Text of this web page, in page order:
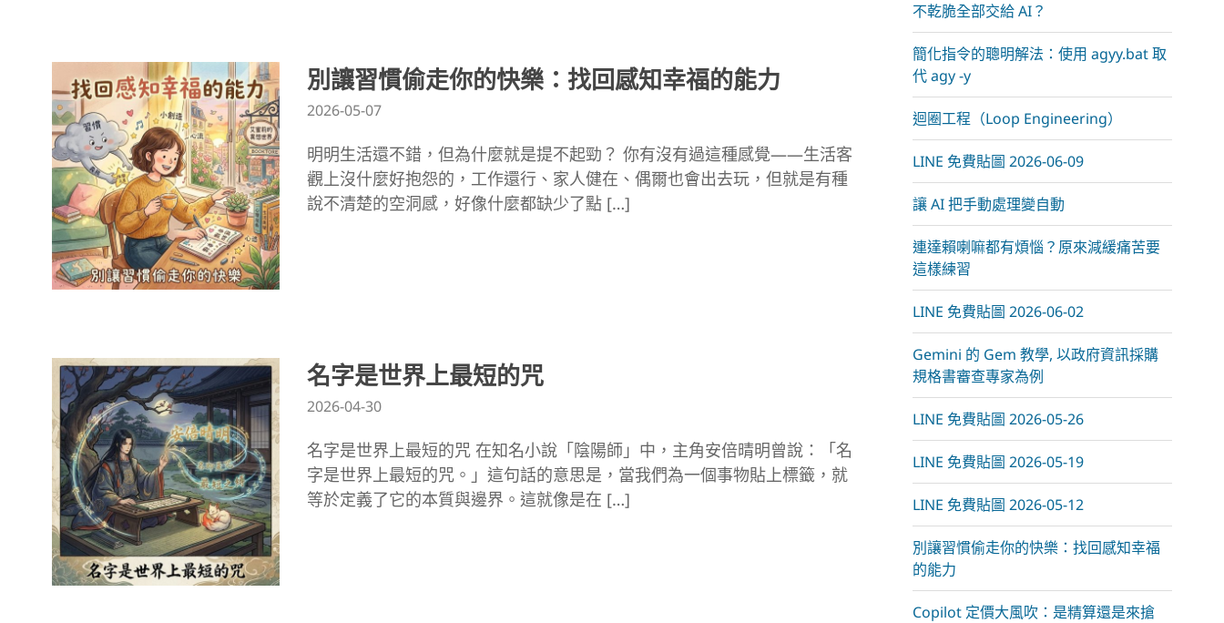
別讓習慣偷走你的快樂：找回感知幸福的能力
2026-05-07
明明生活還不錯，但為什麼就是提不起勁？ 你有沒有過這種感覺——生活客
觀上沒什麼好抱怨的，工作還行、家人健在、偶爾也會出去玩，但就是有種
說不清楚的空洞感，好像什麼都缺少了點 […]
名字是世界上最短的咒
2026-04-30
名字是世界上最短的咒 在知名小說「陰陽師」中，主角安倍晴明曾說：「名
字是世界上最短的咒。」這句話的意思是，當我們為一個事物貼上標籤，就
等於定義了它的本質與邊界。這就像是在 […]
不乾脆全部交給 AI？
簡化指令的聰明解法：使用 agyy.bat 取
代 agy -y
迴圈工程（Loop Engineering）
LINE 免費貼圖 2026-06-09
讓 AI 把手動處理變自動
連達賴喇嘛都有煩惱？原來減緩痛苦要
這樣練習
LINE 免費貼圖 2026-06-02
Gemini 的 Gem 教學, 以政府資訊採購
規格書審查專家為例
LINE 免費貼圖 2026-05-26
LINE 免費貼圖 2026-05-19
LINE 免費貼圖 2026-05-12
別讓習慣偷走你的快樂：找回感知幸福
的能力
Copilot 定價大風吹：是精算還是來搶